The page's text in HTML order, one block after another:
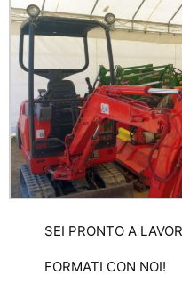
SEI PRONTO A
FORMATI CON NOI!